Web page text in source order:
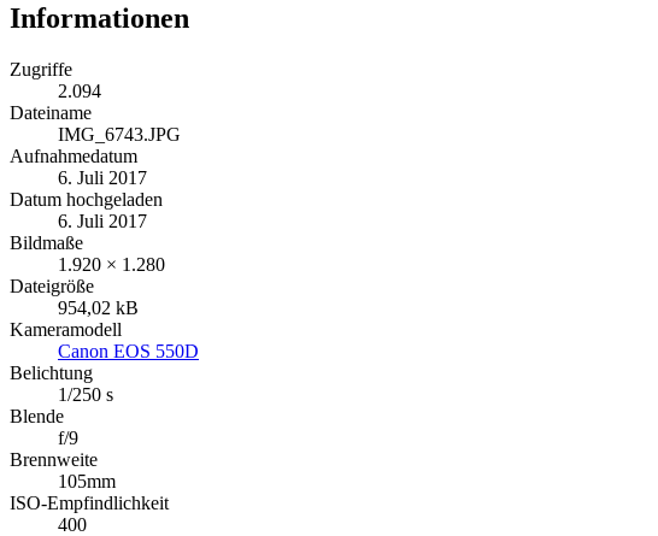
Informationen
Zugriffe
2.094
Dateiname
IMG_6743.JPG
Aufnahmedatum
6. Juli 2017
Datum hochgeladen
6. Juli 2017
Bildmaße
1.920 × 1.280
Dateigröße
954,02 kB
Kameramodell
Canon EOS 550D
Belichtung
1/250 s
Blende
f/9
Brennweite
105mm
ISO-Empfindlichkeit
400